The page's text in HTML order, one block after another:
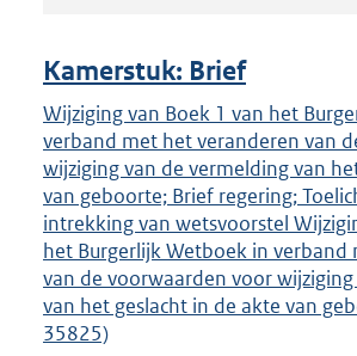
uw
keuze
te
bevestigen.
Kamerstuk: Brief
Wijziging van Boek 1 van het
verband met het veranderen van
wijziging van de vermelding van
van geboorte; Brief regering;
intrekking van wetsvoorstel
het Burgerlijk Wetboek in verband
van de voorwaarden voor
van het geslacht in de akte van
35825)